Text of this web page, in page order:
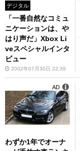
デジタル
「一番自然なコミュ
ニケーションは、や
はり声だ」Xbox Li
veスペシャルインタ
ビュー
2002年07月30日 22:39
わずか1年でオーナ
AD